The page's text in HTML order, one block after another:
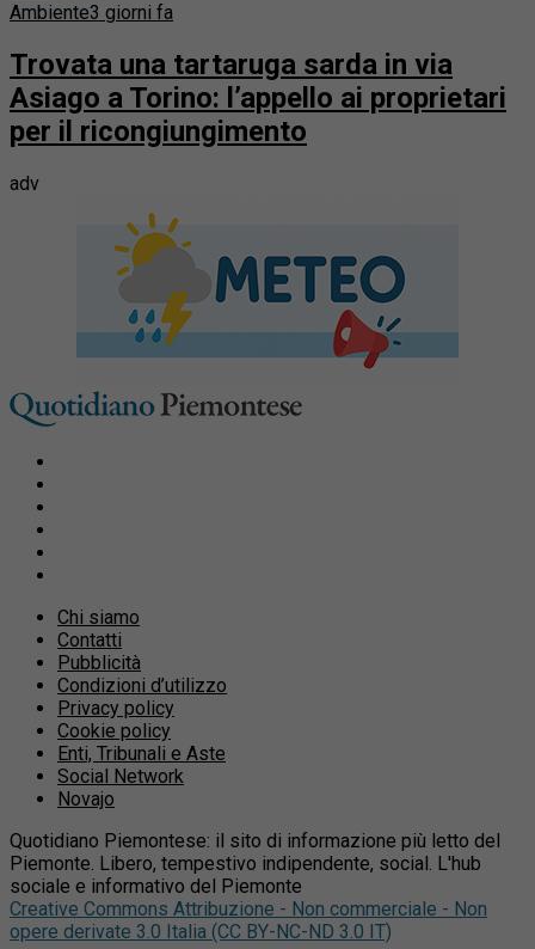
Ambiente3 giorni fa
Trovata una tartaruga sarda in via
Asiago a Torino: l’appello ai proprietari
per il ricongiungimento
adv
Chi siamo
Contatti
Pubblicità
Condizioni d’utilizzo
Privacy policy
Cookie policy
Enti, Tribunali e Aste
Social Network
Novajo
Quotidiano Piemontese: il sito di informazione più letto del
Piemonte. Libero, tempestivo indipendente, social. L'hub
sociale e informativo del Piemonte
Creative Commons Attribuzione - Non commerciale - Non
opere derivate 3.0 Italia (CC BY-NC-ND 3.0 IT)